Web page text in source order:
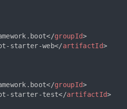
</groupId>
starter-web</artifactId>
</groupId>
starter-test</artifactId>